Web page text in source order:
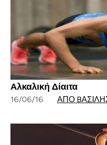
Αλκαλική Δίαιτα
16/06/16 ΑΠΌ